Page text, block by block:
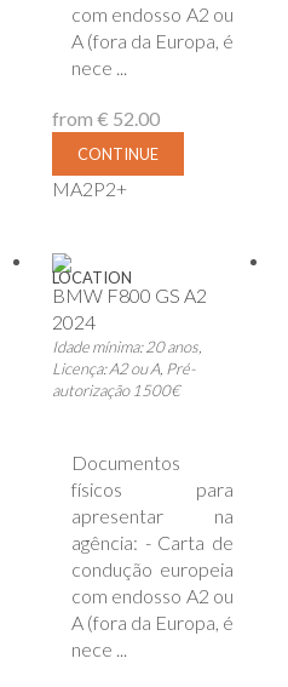
com endosso A2 ou
A (fora da Europa, é
nece ...
from € 52.00
CONTINUE
MA2P2+
LOCATION
BMW F800 GS A2
2024
Idade mínima: 20 anos,
Licença: A2 ou A, Pré-
autorização 1500€
Documentos
físicos para
apresentar na
agência: - Carta de
condução europeia
com endosso A2 ou
A (fora da Europa, é
nece ...